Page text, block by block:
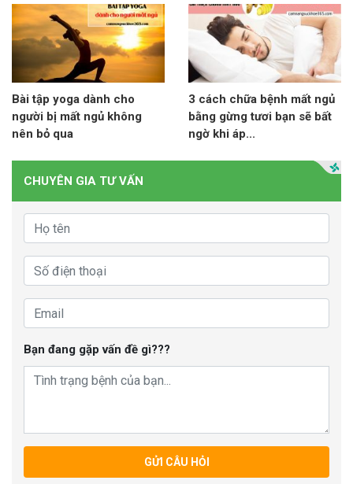
Bài tập yoga dành cho
người bị mất ngủ không
nên bỏ qua
3 cách chữa bệnh mất ngủ
bằng gừng tươi bạn sẽ bất
ngờ khi áp...
CHUYÊN GIA TƯ VẤN
Bạn đang gặp vấn đề gì???
GỬI CÂU HỎI